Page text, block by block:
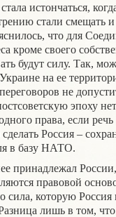
истончаться,
стали смещать и
что для
кроме своего
будут силу. Так,
на ее
не
эпоху
права, если
Россия –
в базу НАТО.
принадлежал
правовой
сила, которую
лишь в том,